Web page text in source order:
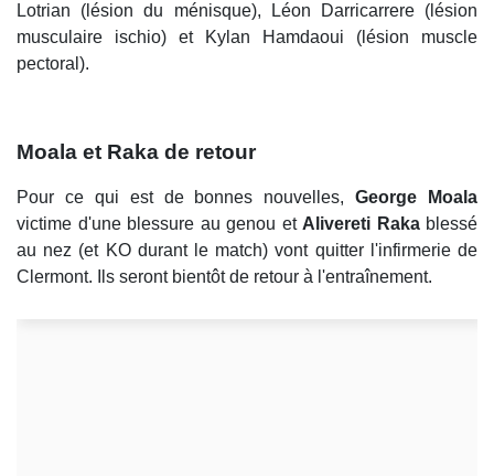
Lotrian (lésion du ménisque), Léon Darricarrere (lésion
musculaire ischio) et Kylan Hamdaoui (lésion muscle
pectoral).
Moala et Raka de retour
Pour ce qui est de bonnes nouvelles,George Moala
victime d'une blessure au genou et Alivereti Rakablessé
au nez (et KO durant le match) vont quitter l'infirmerie de
Clermont. Ils seront bientôt de retour à l'entraînement.